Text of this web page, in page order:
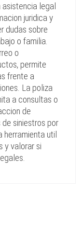
asistencia legal
juridica y
dudas sobre
o familia.
o
permite
frente a
La poliza
a consultas o
de
siniestros por
herramienta util
y valorar si